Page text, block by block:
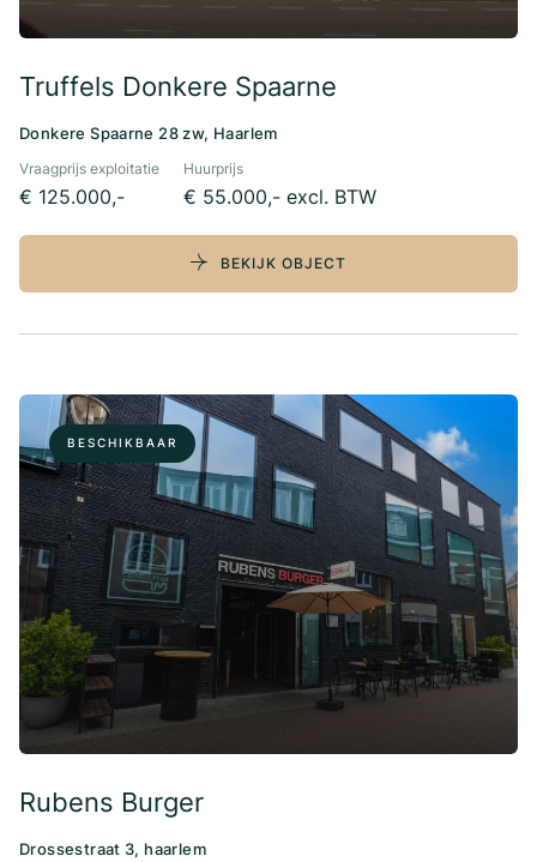
Truffels Donkere Spaarne
Donkere Spaarne 28 zw, Haarlem
Vraagprijs exploitatie
€ 125.000,-
Huurprijs
€ 55.000,- excl. BTW
BEKIJK OBJECT
BESCHIKBAAR
Rubens Burger
Drossestraat 3, haarlem